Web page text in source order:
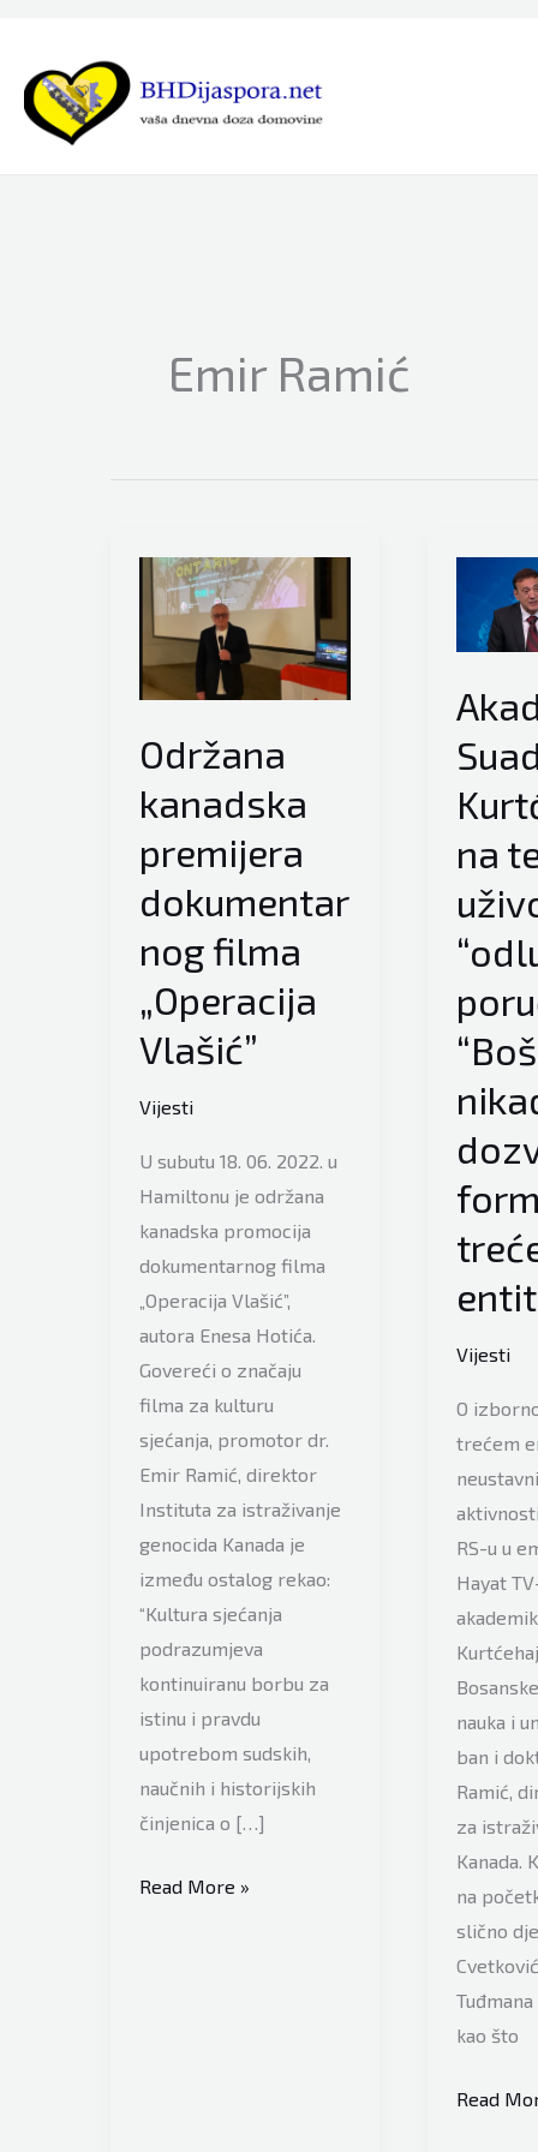
content
Emir Ramić
Održana
kanadska
premijera
dokumentar
nog filma
„Operacija
Vlašić”
Vijesti
U subutu 18. 06. 2022. u
Hamiltonu je održana
kanadska promocija
dokumentarnog filma
„Operacija Vlašić”,
autora Enesa Hotića.
Govereći o značaju
filma za kulturu
sjećanja, promotor dr.
Emir Ramić, direktor
Instituta za istraživanje
genocida Kanada je
između ostalog rekao:
“Kultura sjećanja
podrazumjeva
kontinuiranu borbu za
istinu i pravdu
upotrebom sudskih,
naučnih i historijskih
činjenica o […]
Održana
Read More »
Suad
na
Vijesti
O
trećem
RS-u u
Hayat
nauka i
ban i
Ramić,
za
Kanada.
na
slično
kao što
Akademik
Read